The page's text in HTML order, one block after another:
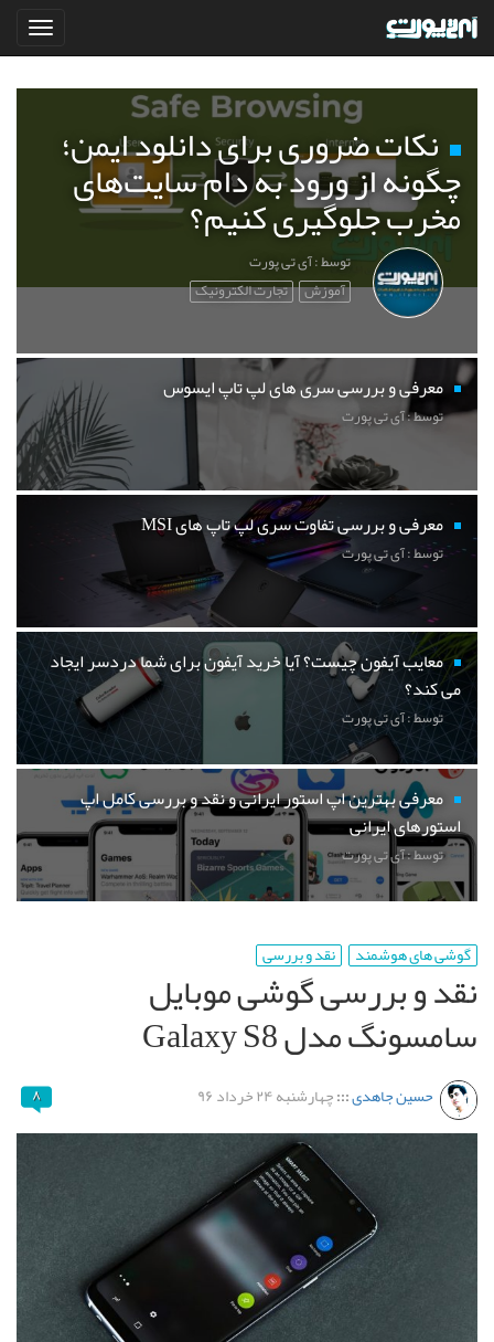
نکات ضروری برای دانلود ایمن؛
چگونه از ورود به دام سایت‌های
مخرب جلوگیری کنیم؟
توسط : آی تی پورت
آموزش تجارت الکترونیک
معرفی و بررسی سری های لپ تاپ ایسوس
توسط : آی تی پورت
معرفی و بررسی تفاوت سری لپ تاپ های MSI
توسط : آی تی پورت
معایب آیفون چیست؟ آیا خرید آیفون برای شما دردسر ایجاد
می کند؟
توسط : آی تی پورت
معرفی بهترین اپ استور ایرانی و نقد و بررسی کامل اپ
استورهای ایرانی
توسط : آی تی پورت
گوشی های هوشمند نقد و بررسی
نقد و بررسی گوشی موبایل
سامسونگ مدل Galaxy S8
حسین جاهدی:::چهارشنبه ۲۴ خرداد ۹۶ ۸